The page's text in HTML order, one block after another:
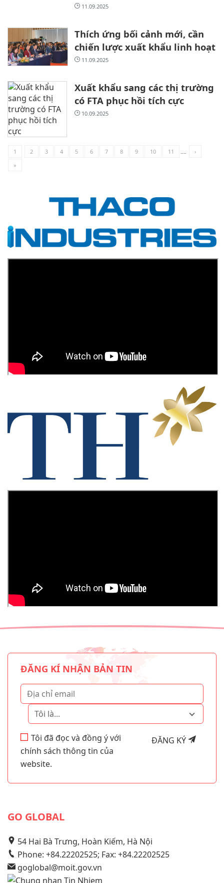
11.09.2025
Thích ứng bối cảnh mới, cần
chiến lược xuất khẩu linh hoạt
11.09.2025
Xuất khẩu sang các thị trường
có FTA phục hồi tích cực
10.09.2025
1 2 3 4 5 6 7 8 9 10 11 ....
›
»
ĐĂNG KÍ NHẬN BẢN TIN
Tôi là...
ĐĂNG KÝ
Tôi đã đọc và đồng ý với
chính sách thông tin của
website.
GO GLOBAL
54 Hai Bà Trưng, Hoàn Kiếm, Hà Nội
Phone: +84.22202525; Fax: +84.22202525
goglobal@moit.gov.vn